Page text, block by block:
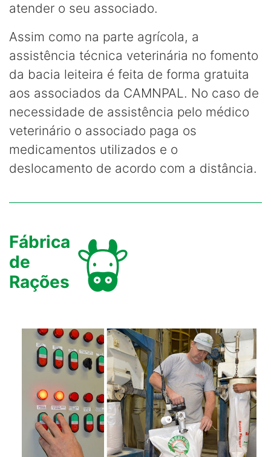
atender o seu associado.
Assim como na parte agrícola, a
assistência técnica veterinária no fomento
da bacia leiteira é feita de forma gratuita
aos associados da CAMNPAL. No caso de
necessidade de assistência pelo médico
veterinário o associado paga os
medicamentos utilizados e o
deslocamento de acordo com a distância.
Fábrica
de
Rações